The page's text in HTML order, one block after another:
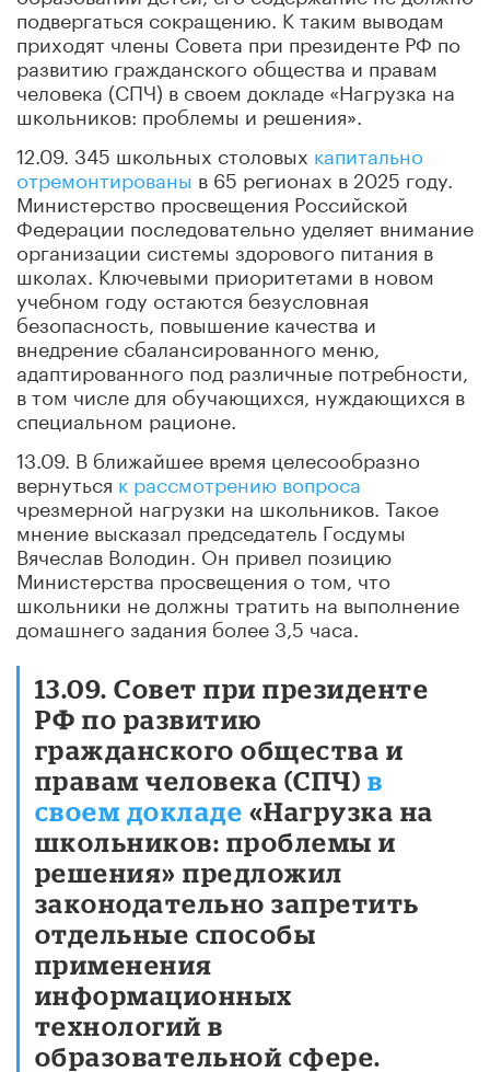
подвергаться сокращению. К таким выводам
приходят члены Совета при президенте РФ по
развитию гражданского общества и правам
человека (СПЧ) в своем докладе «Нагрузка на
школьников: проблемы и решения».
12.09. 345 школьных столовых капитально
отремонтированы в 65 регионах в 2025 году.
Министерство просвещения Российской
Федерации последовательно уделяет внимание
организации системы здорового питания в
школах. Ключевыми приоритетами в новом
учебном году остаются безусловная
безопасность, повышение качества и
внедрение сбалансированного меню,
адаптированного под различные потребности,
в том числе для обучающихся, нуждающихся в
специальном рационе.
13.09. В ближайшее время целесообразно
вернуться к рассмотрению вопроса
чрезмерной нагрузки на школьников. Такое
мнение высказал председатель Госдумы
Вячеслав Володин. Он привел позицию
Министерства просвещения о том, что
школьники не должны тратить на выполнение
домашнего задания более 3,5 часа.
13.09. Совет при президенте
РФ по развитию
гражданского общества и
правам человека (СПЧ) в
своем докладе «Нагрузка на
школьников: проблемы и
решения» предложил
законодательно запретить
отдельные способы
применения
информационных
технологий в
образовательной сфере.